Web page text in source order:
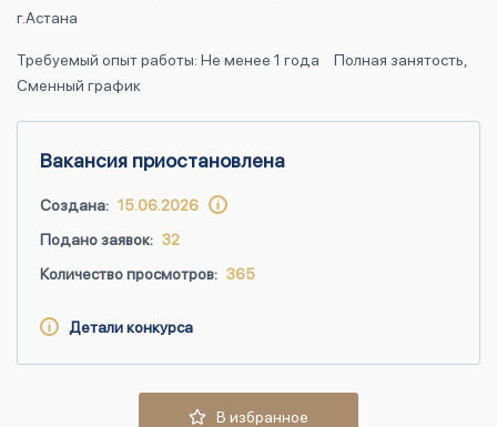
г.Астана
Требуемый опыт работы: Не менее 1 года
Полная занятость,
Сменный график
Вакансия приостановлена
Создана: 15.06.2026
Подано заявок: 32
Количество просмотров: 365
Детали конкурса
В избранное